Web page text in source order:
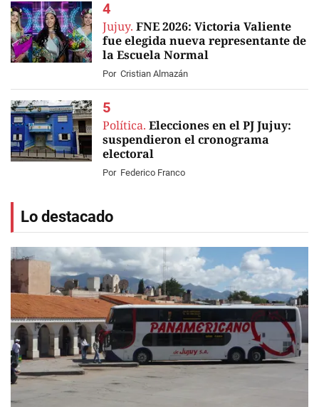
Jujuy. FNE 2026: Victoria Valiente
fue elegida nueva representante de
la Escuela Normal
Por Cristian Almazán
Política. Elecciones en el PJ Jujuy:
suspendieron el cronograma
electoral
Por Federico Franco
Lo destacado